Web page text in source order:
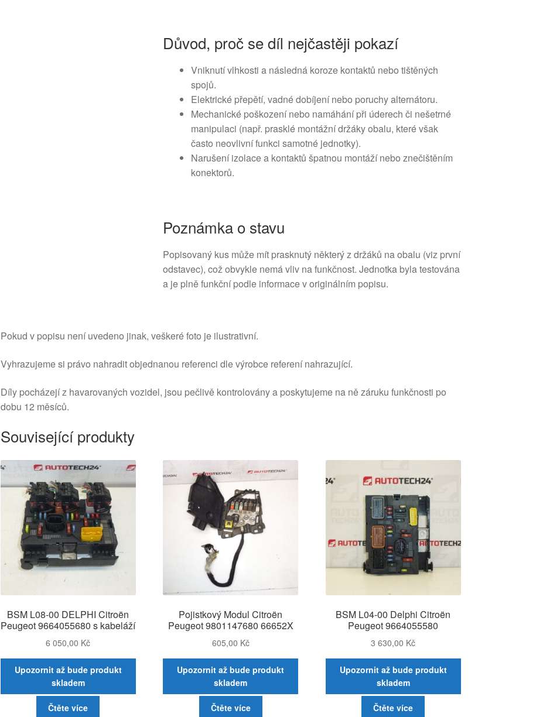
Důvod, proč se díl nejčastěji pokazí
Vniknutí vlhkosti a následná koroze kontaktů nebo tištěných
spojů.
Elektrické přepětí, vadné dobíjení nebo poruchy alternátoru.
Mechanické poškození nebo namáhání při úderech či nešetrné
manipulaci (např. prasklé montážní držáky obalu, které však
často neovlivní funkci samotné jednotky).
Narušení izolace a kontaktů špatnou montáží nebo znečištěním
konektorů.
Poznámka o stavu
Popisovaný kus může mít prasknutý některý z držáků na obalu (viz první
odstavec), což obvykle nemá vliv na funkčnost. Jednotka byla testována
a je plně funkční podle informace v originálním popisu.
Pokud v popisu není uvedeno jinak, veškeré foto je ilustrativní.
Vyhrazujeme si právo nahradit objednanou referenci dle výrobce referení nahrazující.
Díly pocházejí z havarovaných vozidel, jsou pečlivě kontrolovány a poskytujeme na ně záruku funkčnosti po
dobu 12 měsíců.
Související produkty
BSM L08-00 DELPHI Citroën
Peugeot 9664055680 s kabeláží
6 050,00 Kč
Upozornit až bude produkt
skladem
Čtěte více
Pojistkový Modul Citroën
Peugeot 9801147680 66652X
605,00 Kč
Upozornit až bude produkt
skladem
Čtěte více
BSM L04-00 Delphi Citroën
Peugeot 9664055580
3 630,00 Kč
Upozornit až bude produkt
skladem
Čtěte více